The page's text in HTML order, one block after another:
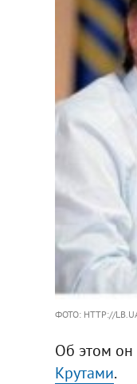
ФОТО: HTTP://
Об этом
Крутами.